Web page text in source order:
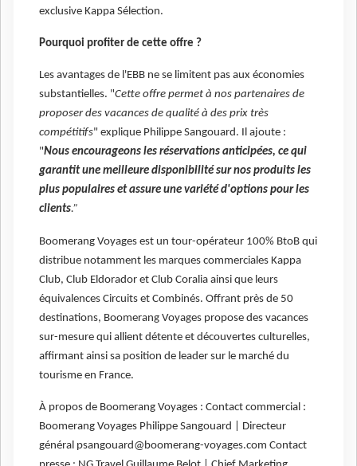
exclusive Kappa Sélection.
Pourquoi profiter de cette offre ?
Les avantages de l'EBB ne se limitent pas aux économies
substantielles. "Cette offre permet à nos partenaires de
proposer des vacances de qualité à des prix très
compétitifs" explique Philippe Sangouard. Il ajoute :
"Nous encourageons les réservations anticipées, ce qui
garantit une meilleure disponibilité sur nos produits les
plus populaires et assure une variété d'options pour les
clients.”
Boomerang Voyages est un tour-opérateur 100% BtoB qui
distribue notamment les marques commerciales Kappa
Club, Club Eldorador et Club Coralia ainsi que leurs
équivalences Circuits et Combinés. Offrant près de 50
destinations, Boomerang Voyages propose des vacances
sur-mesure qui allient détente et découvertes culturelles,
affirmant ainsi sa position de leader sur le marché du
tourisme en France.
À propos de Boomerang Voyages : Contact commercial :
Boomerang Voyages Philippe Sangouard | Directeur
général psangouard@boomerang-voyages.com Contact